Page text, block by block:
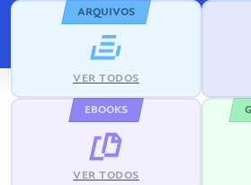
ARQUIVOS
VER TODOS
EBOOKS
VER TODOS